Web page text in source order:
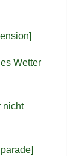
Wetter
nicht